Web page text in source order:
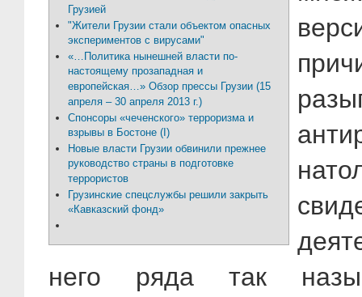
Грузией
"Жители Грузии стали объектом опасных
экспериментов с вирусами"
«…Политика нынешней власти по-
настоящему прозападная и
европейская…» Обзор прессы Грузии (15
апреля – 30 апреля 2013 г.)
Спонсоры «чеченского» терроризма и
взрывы в Бостоне (I)
Новые власти Грузии обвинили прежнее
руководство страны в подготовке
террористов
Грузинские спецслужбы решили закрыть
«Кавказский фонд»
него ряда так